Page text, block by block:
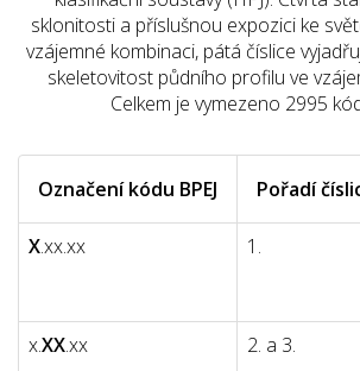
sklonitosti a příslušnou expozici ke
vzájemné kombinaci, pátá číslice
skeletovitost půdního profilu ve
Celkem je vymezeno 2995
Označení kódu BPEJ Pořadí
X.xx.xx 1.
x.XX.xx 2. a 3.